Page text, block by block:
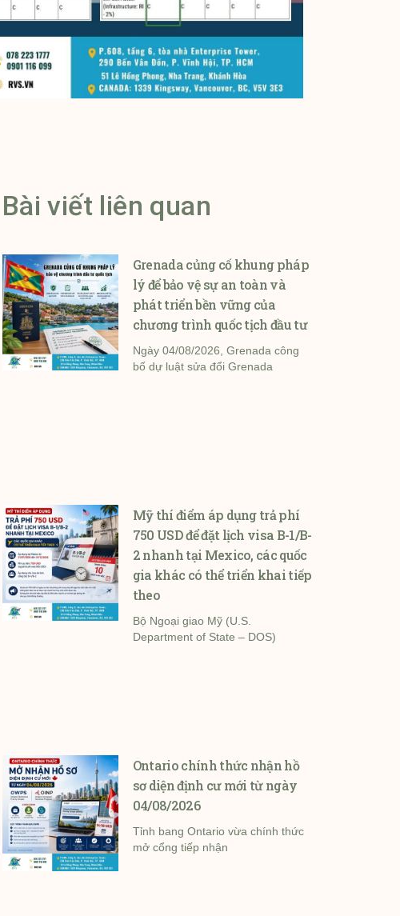
Bài viết liên quan
Grenada củng cố khung pháp
lý để bảo vệ sự an toàn và
phát triển bền vững của
chương trình quốc tịch đầu tư
Ngày 04/08/2026, Grenada công
bố dự luật sửa đổi Grenada
Mỹ thí điểm áp dụng trả phí
750 USD để đặt lịch visa B-1/B-
2 nhanh tại Mexico, các quốc
gia khác có thể triển khai tiếp
theo
Bộ Ngoại giao Mỹ (U.S.
Department of State – DOS)
Ontario chính thức nhận hồ
sơ diện định cư mới từ ngày
04/08/2026
Tỉnh bang Ontario vừa chính thức
mở cổng tiếp nhận